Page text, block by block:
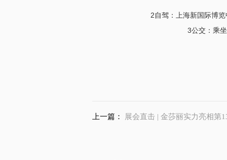
2自驾：上海新国际博
3公交：乘
上一篇： 展会直击 | 金莎丽实力亮相第135届广